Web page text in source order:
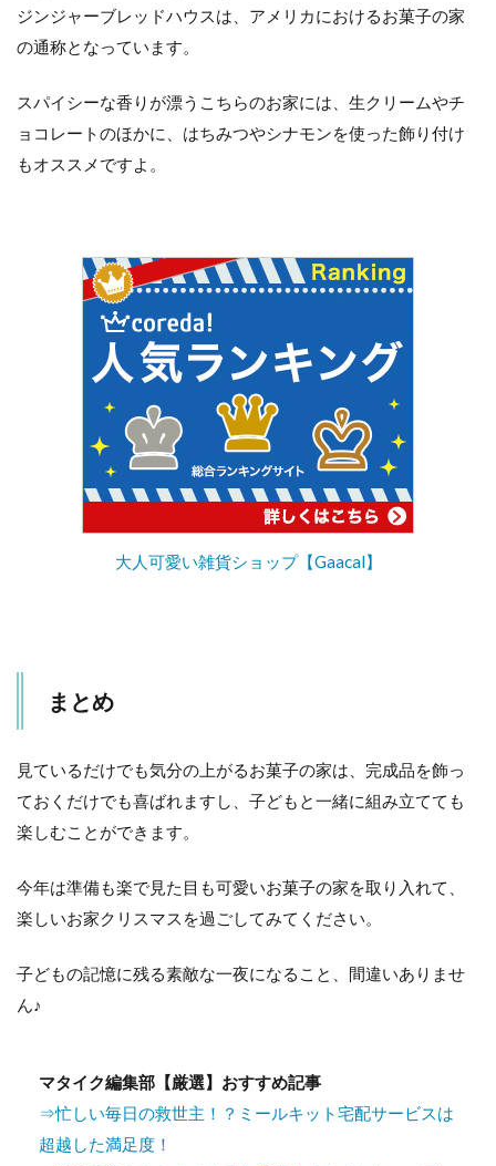
ジンジャーブレッドハウスは、アメリカにおけるお菓子の家
の通称となっています。
スパイシーな香りが漂うこちらのお家には、生クリームやチ
ョコレートのほかに、はちみつやシナモンを使った飾り付け
もオススメですよ。
大人可愛い雑貨ショップ【Gaacal】
まとめ
見ているだけでも気分の上がるお菓子の家は、完成品を飾っ
ておくだけでも喜ばれますし、子どもと一緒に組み立てても
楽しむことができます。
今年は準備も楽で見た目も可愛いお菓子の家を取り入れて、
楽しいお家クリスマスを過ごしてみてください。
子どもの記憶に残る素敵な一夜になること、間違いありませ
ん♪
マタイク編集部【厳選】おすすめ記事
⇒忙しい毎日の救世主！？ミールキット宅配サービスは
超越した満足度！